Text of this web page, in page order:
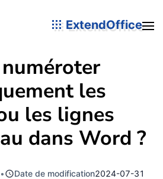
ExtendOffice
les
les lignes
dans Word ?
• Date de modification2024-07-31